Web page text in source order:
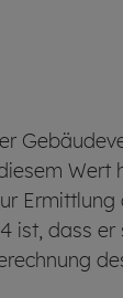
ist, dass